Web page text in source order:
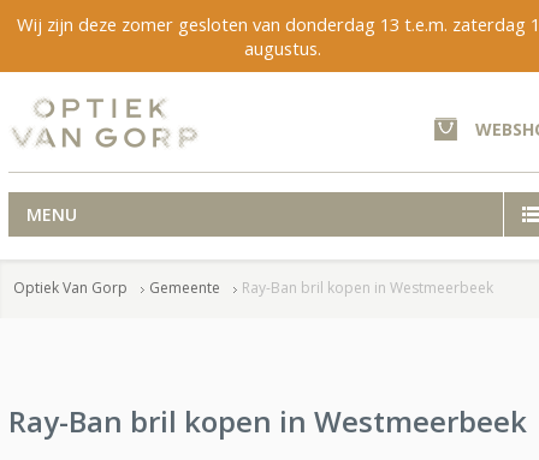
Wij zijn deze zomer gesloten van donderdag 13 t.e.m. zaterdag
augustus.
MENU
Optiek Van Gorp Gemeente Ray-Ban bril kopen in Westmeerbeek
Ray-Ban bril kopen in Westmeerbeek